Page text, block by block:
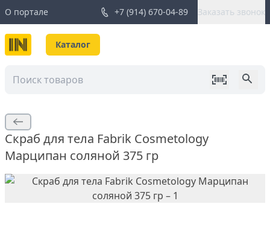
О портале +7 (914) 670-04-89 Заказать звонок
Каталог
Скраб для тела Fabrik Cosmetology
Марципан соляной 375 гр